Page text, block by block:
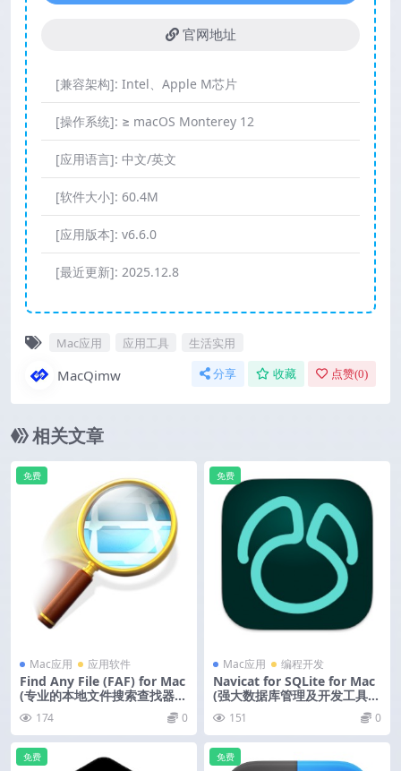
官网地址
[兼容架构]: Intel、Apple M芯片
[操作系统]: ≥ macOS Monterey 12
[应用语言]: 中文/英文
[软件大小]: 60.4M
[应用版本]: v6.6.0
[最近更新]: 2025.12.8
Mac应用 应用工具 生活实用
MacQimw 分享 收藏 点赞(0)
相关文章
Mac应用 应用软件
Find Any File (FAF) for Mac
(专业的本地文件搜索查找器)
v2.6.0 激活版
免费
174 0
Mac应用 编程开发
Navicat for SQLite for Mac
(强大数据库管理及开发工具)
v17.1.5 中文版
免费
151 0
免费 免费